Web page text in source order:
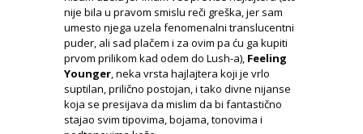
nije bila u pravom smislu reči greška, jer sam
umesto njega uzela fenomenalni translucentni
puder, ali sad plačem i za ovim pa ću ga kupiti
prvom prilikom kad odem do Lush-a), Feeling
Younger, neka vrsta hajlajtera koji je vrlo
suptilan, prilično postojan, i tako divne nijanse
koja se presijava da mislim da bi fantastično
stajao svim tipovima, bojama, tonovima i